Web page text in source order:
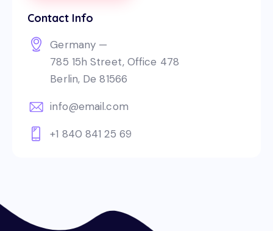
Contact Info
Germany —
785 15h Street, Office 478
Berlin, De 81566
info@email.com
+1 840 841 25 69